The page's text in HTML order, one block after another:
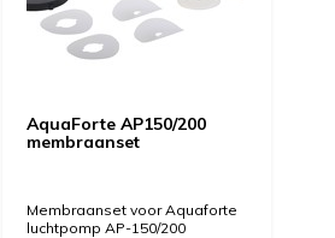
AquaForte AP150/200
membraanset
Membraanset voor Aquaforte
luchtpomp AP-150/200